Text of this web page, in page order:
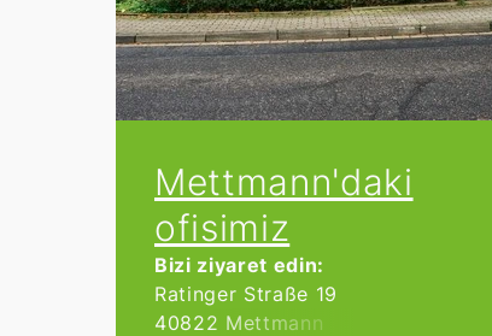
Mettmann'daki
ofisimiz
Bizi ziyaret edin:
Ratinger Straße 19
40822 Mettmann